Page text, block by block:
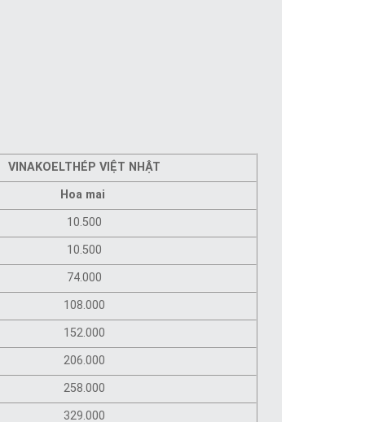
VINAKOELTHÉP VIỆT NHẬT
Hoa mai
10.500
10.500
74.000
108.000
152.000
206.000
258.000
329.000